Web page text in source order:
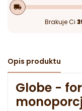
local_shipping
Brakuje Ci
Opis produktu
Globe -